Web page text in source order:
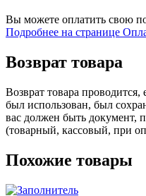
Вы можете оплатить свою
Подробнее на странице
Возврат товара
Возврат товара
был использован, был
вас должен быть документ,
(товарный, кассовый, при
Похожие товары